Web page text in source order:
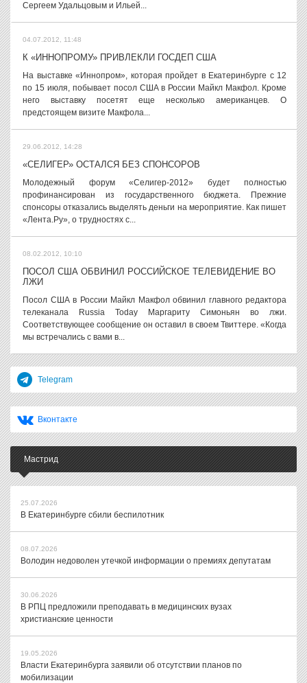
Сергеем Удальцовым и Ильей...
04.07.2012, 11:48
К «ИННОПРОМУ» ПРИВЛЕКЛИ ГОСДЕП США
На выставке «Иннопром», которая пройдет в Екатеринбурге с 12
по 15 июля, побывает посол США в России Майкл Макфол. Кроме
него выставку посетят еще несколько американцев. О
предстоящем визите Макфола...
29.06.2012, 14:28
«СЕЛИГЕР» ОСТАЛСЯ БЕЗ СПОНСОРОВ
Молодежный форум «Селигер-2012» будет полностью
профинансирован из государственного бюджета. Прежние
спонсоры отказались выделять деньги на мероприятие. Как пишет
«Лента.Ру», о трудностях с...
08.02.2012, 10:10
ПОСОЛ США ОБВИНИЛ РОССИЙСКОЕ ТЕЛЕВИДЕНИЕ ВО
ЛЖИ
Посол США в России Майкл Макфол обвинил главного редактора
телеканала Russia Today Маргариту Симоньян во лжи.
Соответствующее сообщение он оставил в своем Твиттере. «Когда
мы встречались с вами в...
Telegram
Вконтакте
Мастрид
25.07.2026
В Екатеринбурге сбили беспилотник
08.07.2026
Володин недоволен утечкой информации о премиях депутатам
30.06.2026
В РПЦ предложили преподавать в медицинских вузах
христианские ценности
19.05.2026
Власти Екатеринбурга заявили об отсутствии планов по
мобилизации